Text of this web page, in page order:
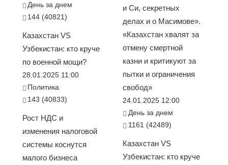
День за днем
144 (40821)
Казахстан VS
Узбекистан: кто круче
по военной мощи?
28.01.2025 11:00
Политика
143 (40833)
Рост НДС и
изменения налоговой
системы коснутся
малого бизнеса
и Си, секретных
делах и о Масимове».
«Казахстан хвалят за
отмену смертной
казни и критикуют за
пытки и ограничения
свобод»
24.01.2025 12:00
День за днем
1161 (42489)
Казахстан VS
Узбекистан: кто круче